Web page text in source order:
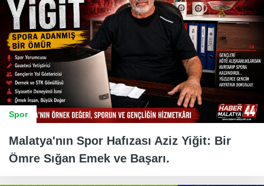
Spor
Malatya'nın Spor Hafızası Aziz Yiğit: Bir
Ömre Sığan Emek ve Başarı.